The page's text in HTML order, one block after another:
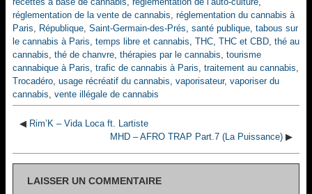
réglementation de la vente de cannabis, réglementation du cannabis à
Paris, République, Saint-Germain-des-Prés, santé publique, tabous sur
le cannabis à Paris, temps libre et cannabis, THC, THC et CBD, thé au
cannabis, thé de chanvre, thérapies par le cannabis, tourisme
cannabique à Paris, trafic de cannabis à Paris, traitement au cannabis,
Trocadéro, usage récréatif du cannabis, vaporisateur, vaporiser du
cannabis, vente illégale de cannabis
◀ Rim’K – Vida Loca ft. Lartiste
MHD – AFRO TRAP Part.7 (La Puissance) ▶
LAISSER UN COMMENTAIRE